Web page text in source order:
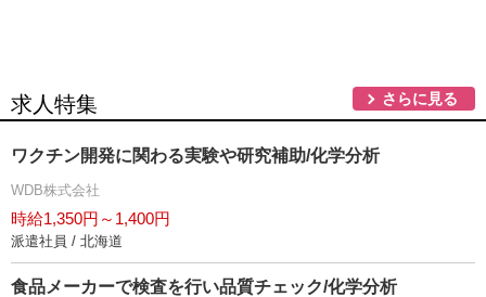
求人特集 さらに見る
ワクチン開発に関わる実験や研究補助/化学分析
WDB株式会社
時給1,350円～1,400円
派遣社員 / 北海道
食品メーカーで検査を行い品質チェック/化学分析